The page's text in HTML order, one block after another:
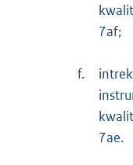
7af;
f.
7ae.